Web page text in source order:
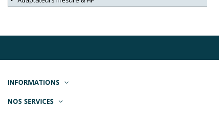
INFORMATIONS
NOS SERVICES